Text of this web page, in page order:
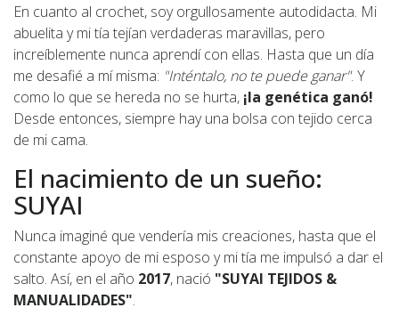
En cuanto al crochet, soy orgullosamente autodidacta. Mi
abuelita y mi tía tejían verdaderas maravillas, pero
increíblemente nunca aprendí con ellas. Hasta que un día
me desafié a mí misma: "Inténtalo, no te puede ganar". Y
como lo que se hereda no se hurta, ¡la genética ganó!
Desde entonces, siempre hay una bolsa con tejido cerca
de mi cama.
El nacimiento de un sueño:
SUYAI
Nunca imaginé que vendería mis creaciones, hasta que el
constante apoyo de mi esposo y mi tía me impulsó a dar el
salto. Así, en el año 2017, nació "SUYAI TEJIDOS &
MANUALIDADES".